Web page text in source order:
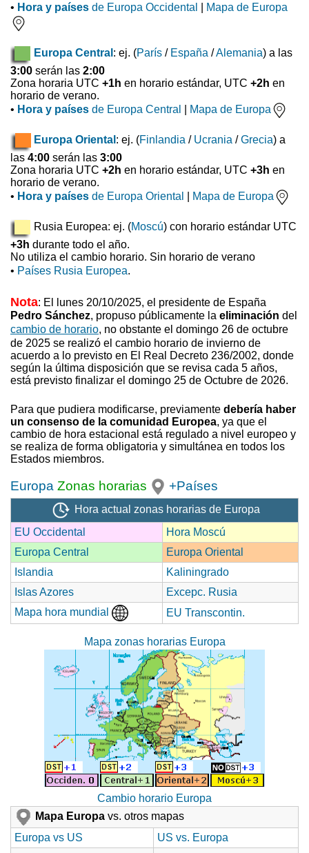
• Hora y países de Europa Occidental Mapa de Europa
Europa Central : ej. (París / España /Alemania) a las
3:00 serán las 2:00
Zona horaria UTC +1h en horario estándar, UTC +2h en
horario de verano.
• Hora y países de Europa Central Mapa de Europa
Europa Oriental : ej. (Finlandia / Ucrania /Grecia) a
las 4:00 serán las 3:00
Zona horaria UTC +2h en horario estándar, UTC +3h en
horario de verano.
• Hora y países de Europa Oriental Mapa de Europa
Rusia Europea: ej. (Moscú) con horario estándar UTC
+3h durante todo el año.
No utiliza el cambio horario. Sin horario de verano
• Países Rusia Europea.
Nota: El lunes 20/10/2025, el presidente de España
Pedro Sánchez, propuso públicamente la eliminación del
cambio de horario, no obstante el domingo 26 de octubre
de 2025 se realizó el cambio horario de invierno de
acuerdo a lo previsto en El Real Decreto 236/2002, donde
según la última disposición que se revisa cada 5 años,
está previsto finalizar el domingo 25 de Octubre de 2026.
Para que pudiera modificarse, previamente debería haber
un consenso de la comunidad Europea, ya que el
cambio de hora estacional está regulado a nivel europeo y
se realiza de forma obligatoria y simultánea en todos los
Estados miembros.
Europa Zonas horarias +Países
Hora actual zonas horarias de Europa
EU Occidental
Hora Moscú
Europa Central
Europa Oriental
Islandia
Kaliningrado
Islas Azores
Excepc. Rusia
Mapa hora mundial
EU Transcontin.
Mapa zonas horarias Europa
Cambio horario Europa
Mapa Europa vs. otros mapas
Europa vs US
US vs. Europa